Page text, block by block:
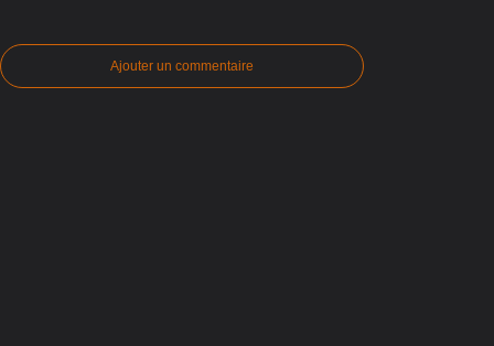
Ajouter un commentaire